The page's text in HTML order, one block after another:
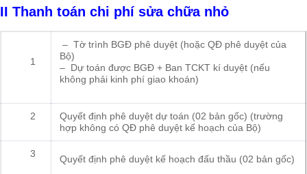
II Thanh toán chi phí sửa chữa nhỏ
1
– Tờ trình BGĐ phê duyệt (hoặc QĐ phê duyệt của
Bộ)
– Dự toán được BGĐ + Ban TCKT kí duyệt (nếu
không phải kinh phí giao khoán)
2
Quyết định phê duyệt dự toán (02 bản gốc) (trường
hợp không có QĐ phê duyệt kế hoạch của Bộ)
3
Quyết định phê duyệt kế hoạch đấu thầu (02 bản gốc)